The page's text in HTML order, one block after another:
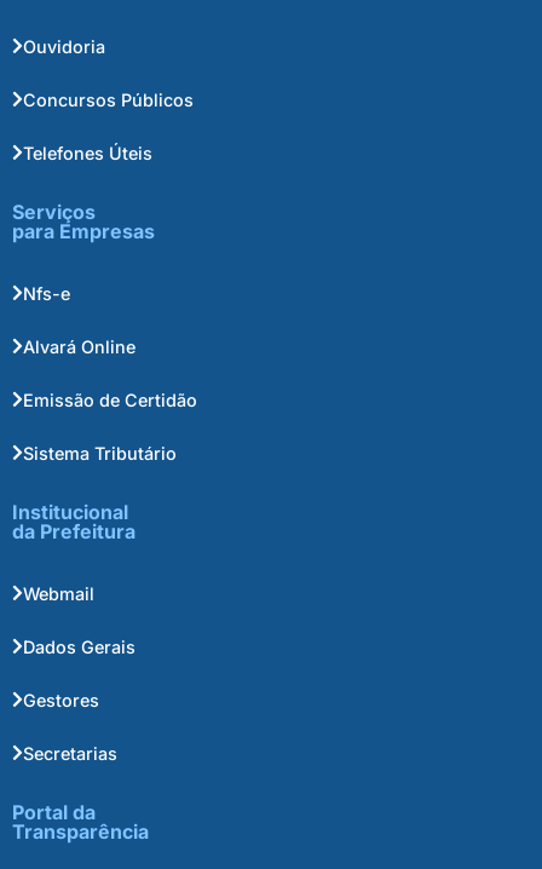
Ouvidoria
Concursos Públicos
Telefones Úteis
Serviços
para Empresas
Nfs-e
Alvará Online
Emissão de Certidão
Sistema Tributário
Institucional
da Prefeitura
Webmail
Dados Gerais
Gestores
Secretarias
Portal da
Transparência